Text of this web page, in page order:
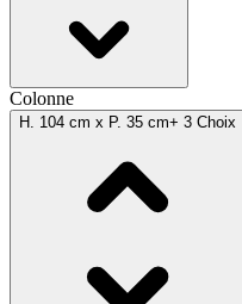
Colonne
H. 104 cm x P. 35 cm+ 3 Choix